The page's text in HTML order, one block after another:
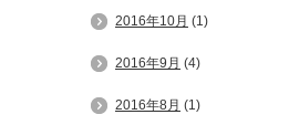
2016年10月 (1)
2016年9月 (4)
2016年8月 (1)